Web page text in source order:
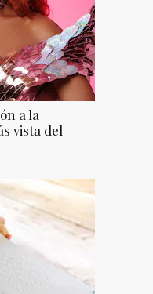
a la
vista del